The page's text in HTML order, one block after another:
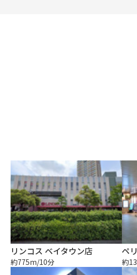
リンコス ベイタウン店
約775m/10分
ペ
約